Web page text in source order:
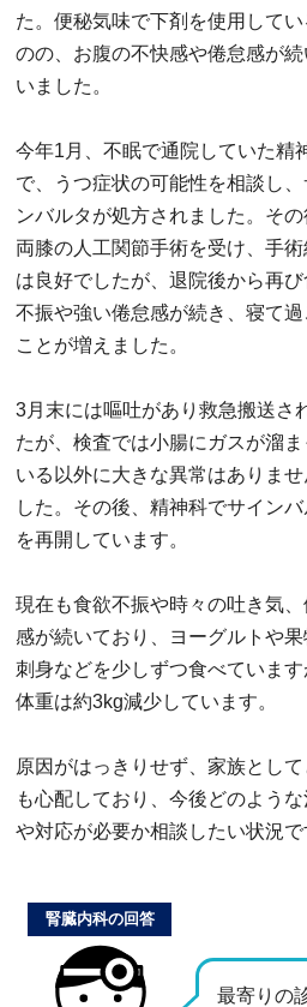
た。便秘気味で下剤を使用してい
のの、お腹の不快感や倦怠感が続
いました。
今年1月、不眠で通院していた精
で、うつ症状の可能性を相談し、
ンバルタが処方されました。その
両膝の人工関節手術を受け、手術
は良好でしたが、退院後から再び
不振や強い倦怠感が続き、寝て過
ことが増えました。
3月末には嘔吐があり救急搬送さ
たが、検査では小腸にガスが溜ま
いる以外に大きな異常はありま
した。その後、精神科でサインバ
を再開しています。
現在も食欲不振や時々の吐き気、
感が続いており、ヨーグルトや果
刺身などを少しずつ食べています
体重は約3kg減少しています。
原因がはっきりせず、家族として
も心配しており、今後どのような
や対応が必要か相談したい状況で
最寄りの
腎臓内科の回答